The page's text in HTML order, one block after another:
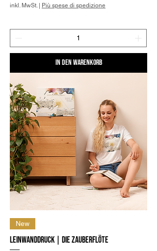
inkl. MwSt. | Più spese di spedizione
In den Warenkorb
New
Leinwanddruck | Die Zauberflöte